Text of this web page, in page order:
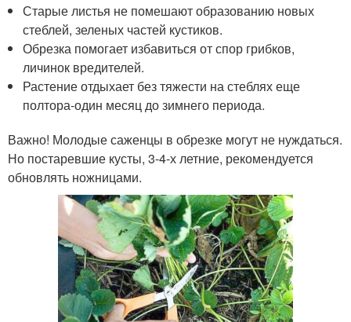
Старые листья не помешают образованию новых
стеблей, зеленых частей кустиков.
Обрезка помогает избавиться от спор грибков,
личинок вредителей.
Растение отдыхает без тяжести на стеблях еще
полтора-один месяц до зимнего периода.
Важно! Молодые саженцы в обрезке могут не нуждаться.
Но постаревшие кусты, 3-4-х летние, рекомендуется
обновлять ножницами.